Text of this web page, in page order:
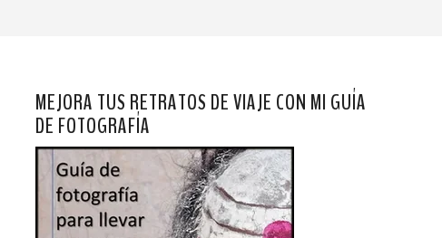
MEJORA TUS RETRATOS DE VIAJE CON MI GUÍA
DE FOTOGRAFÍA